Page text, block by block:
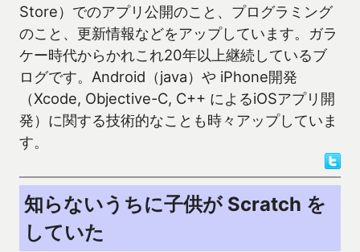
Store）でのアプリ公開のこと、プログラミング
のこと、更新情報などをアップしています。ガラ
ケー時代からかれこれ20年以上継続しているブ
ログです。Android（java）や iPhone開発
（Xcode, Objective-C, C++ によるiOSアプリ開
発）に関する技術的なことも時々アップしていま
す。
知らないうちに子供が Scratch を
していた